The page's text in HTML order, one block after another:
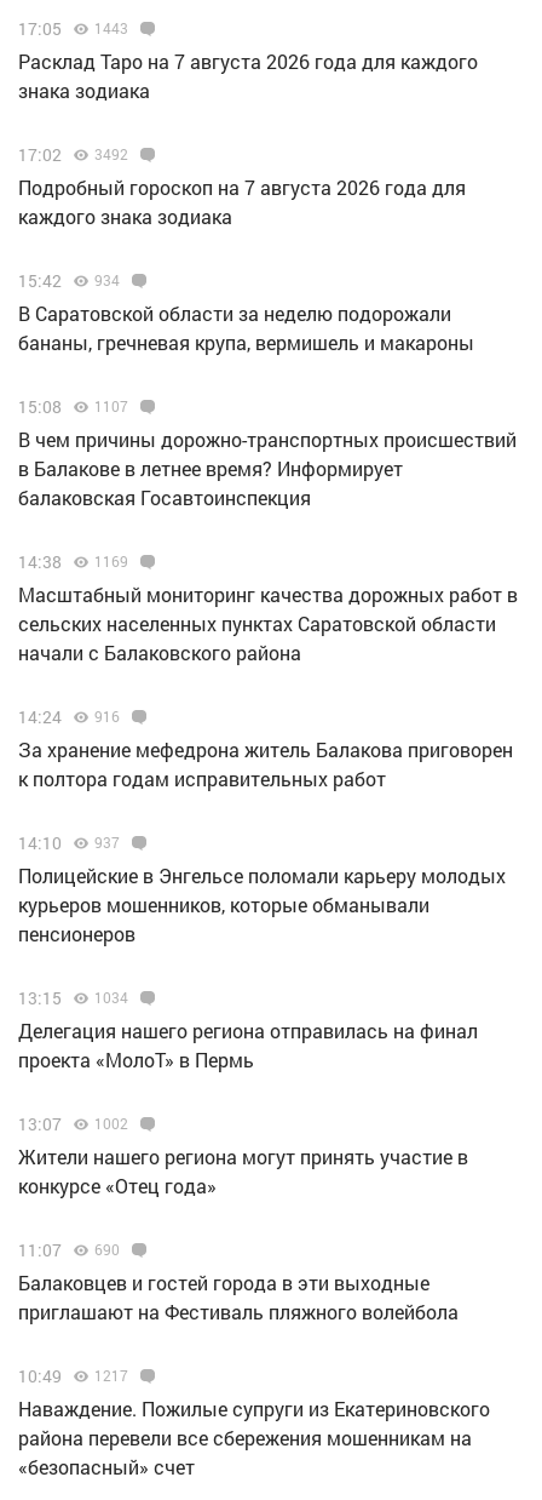
17:05 1443
Расклад Таро на 7 августа 2026 года для каждого
знака зодиака
17:02 3492
Подробный гороскоп на 7 августа 2026 года для
каждого знака зодиака
15:42 934
В Саратовской области за неделю подорожали
бананы, гречневая крупа, вермишель и макароны
15:08 1107
В чем причины дорожно-транспортных происшествий
в Балакове в летнее время? Информирует
балаковская Госавтоинспекция
14:38 1169
Масштабный мониторинг качества дорожных работ в
сельских населенных пунктах Саратовской области
начали с Балаковского района
14:24 916
За хранение мефедрона житель Балакова приговорен
к полтора годам исправительных работ
14:10 937
Полицейские в Энгельсе поломали карьеру молодых
курьеров мошенников, которые обманывали
пенсионеров
13:15 1034
Делегация нашего региона отправилась на финал
проекта «МолоТ» в Пермь
13:07 1002
Жители нашего региона могут принять участие в
конкурсе «Отец года»
11:07 690
Балаковцев и гостей города в эти выходные
приглашают на Фестиваль пляжного волейбола
10:49 1217
Наваждение. Пожилые супруги из Екатериновского
района перевели все сбережения мошенникам на
«безопасный» счет